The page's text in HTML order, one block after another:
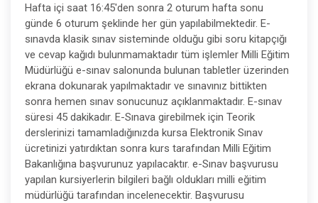
Hafta içi saat 16:45'den sonra 2 oturum hafta sonu
günde 6 oturum şeklinde her gün yapılabilmektedir. E-
sınavda klasik sınav sisteminde olduğu gibi soru kitapçığı
ve cevap kağıdı bulunmamaktadır tüm işlemler Milli Eğitim
Müdürlüğü e-sınav salonunda bulunan tabletler üzerinden
ekrana dokunarak yapılmaktadır ve sınavınız bittikten
sonra hemen sınav sonucunuz açıklanmaktadır. E-sınav
süresi 45 dakikadır. E-Sınava girebilmek için Teorik
derslerinizi tamamladığınızda kursa Elektronik Sınav
ücretinizi yatırdıktan sonra kurs tarafından Milli Eğitim
Bakanlığına başvurunuz yapılacaktır. e-Sınav başvurusu
yapılan kursiyerlerin bilgileri bağlı oldukları milli eğitim
müdürlüğü tarafından incelenecektir. Başvurusu